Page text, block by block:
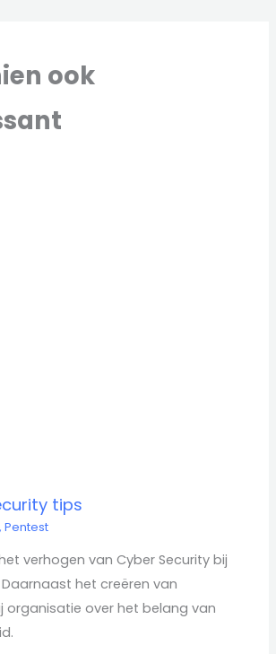
ook
tips
,Pentest
verhogen van Cyber Security bij
het creëren van
organisatie over het belang van